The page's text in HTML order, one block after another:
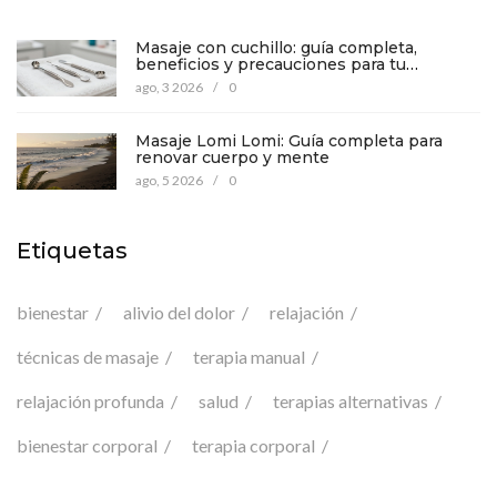
Masaje con cuchillo: guía completa,
beneficios y precauciones para tu
bienestar
ago, 3 2026 / 0
Masaje Lomi Lomi: Guía completa para
renovar cuerpo y mente
ago, 5 2026 / 0
Etiquetas
bienestar alivio del dolor relajación
técnicas de masaje terapia manual
relajación profunda salud terapias alternativas
bienestar corporal terapia corporal